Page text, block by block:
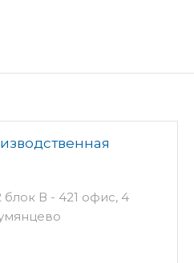
В - 421 офис, 4